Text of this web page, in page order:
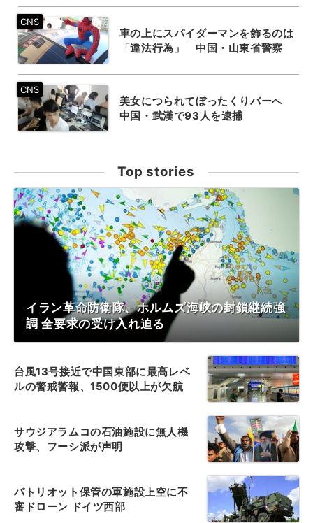
車の上にスパイダーマンを飾るのは
「違法行為」 中国・山東省警察
美女につられてぼったくりバーへ
中国・武漢で93人を逮捕
Top stories
イラン革命防衛隊、ホルムズ海峡の封鎖継続強
調 全要求の受け入れ迫る
台風13号接近で中国東部に最高レベ
ルの警戒警報、1500便以上が欠航
サウジアラムコの石油施設に無人機
攻撃、フーシ派が声明
パトリオット保管の軍施設上空に不
審ドローン ドイツ西部